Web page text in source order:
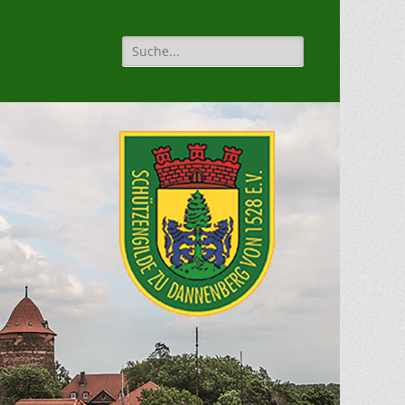
Suche
für: